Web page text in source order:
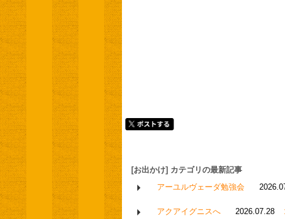
[お出かけ] カテゴリの最新記事
アーユルヴェーダ勉強会
アクアイグニスへ 2026.07.28